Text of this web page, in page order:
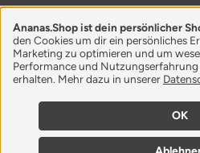
Ananas.Shop ist dein persönlicher
den Cookies um dir ein persönliches
Marketing zu optimieren und um
Performance und
erhalten. Mehr dazu in unserer
OK